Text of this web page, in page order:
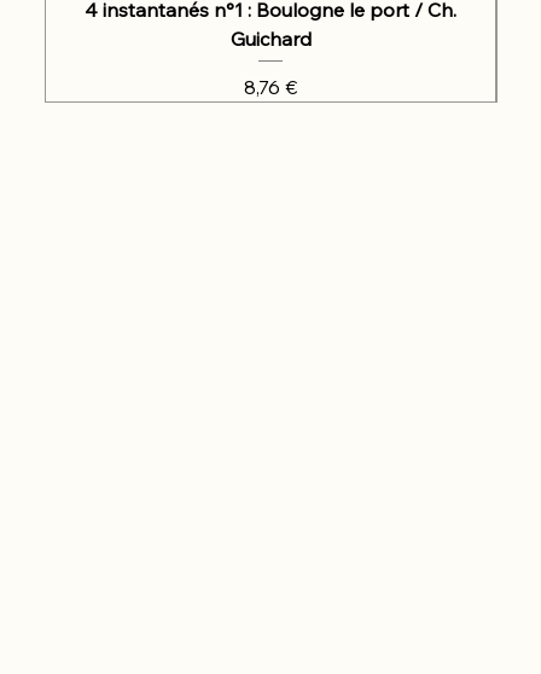
4 instantanés n°1 : Boulogne le port / Ch.
Guichard
Prix
8,76 €